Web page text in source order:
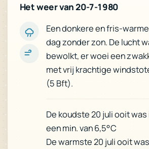
Het weer van 20-7-1980
Een donkere en fris-
dag zonder zon. De lucht
bewolkt, er woei een
met vrij krachtige
(5 Bft).
De koudste 20 juli ooit was
een min. van 6,5°C
De warmste 20 juli ooit